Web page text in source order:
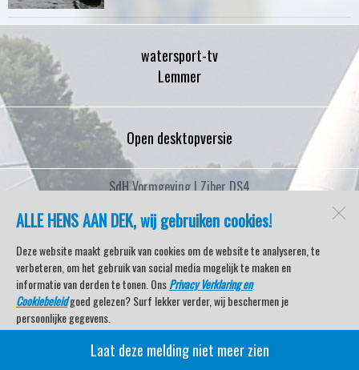
ALLE HENS AAN DEK, wij gebruiken cookies!
Deze website maakt gebruik van cookies om de website te analyseren, te
verbeteren, om het gebruik van social media mogelijk te maken en
informatie van derden te tonen. OnsPrivacy Verklaring en
Cookiebeleidgoed gelezen? Surf lekker verder, wij beschermen je
persoonlijke gegevens.
Veel kijkplezier met Watersport TV Beleving & Nieuws!
Laat deze melding niet meer zien
watersport-tv
Lemmer
Open desktopversie
SdH Vormgeving |Ziber DS4